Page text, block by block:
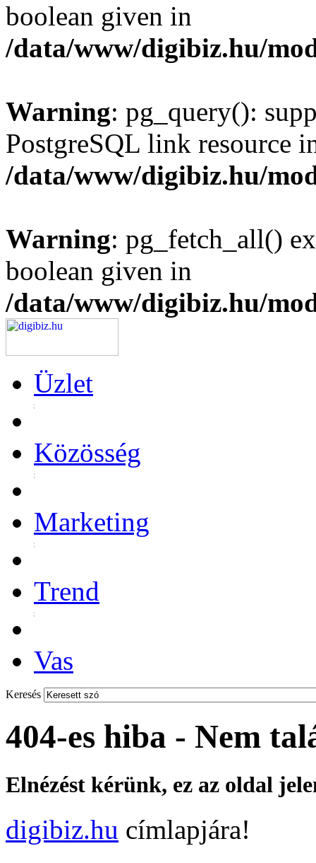
boolean given in
/data/www/digibiz.hu/
Warning: pg_query():
PostgreSQL link resource
/data/www/digibiz.hu/
Warning: pg_fetch_all()
boolean given in
/data/www/digibiz.hu/
Üzlet
Közösség
Marketing
Trend
Vas
Keresés
404-es hiba - Nem
Elnézést kérünk, ez az oldal
digibiz.hu címlapjára!